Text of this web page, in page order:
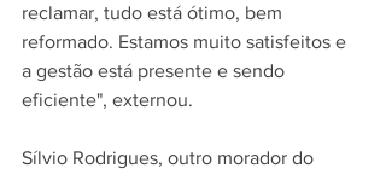
reclamar, tudo está ótimo, bem
reformado. Estamos muito satisfeitos e
a gestão está presente e sendo
eficiente", externou.
Sílvio Rodrigues, outro morador do